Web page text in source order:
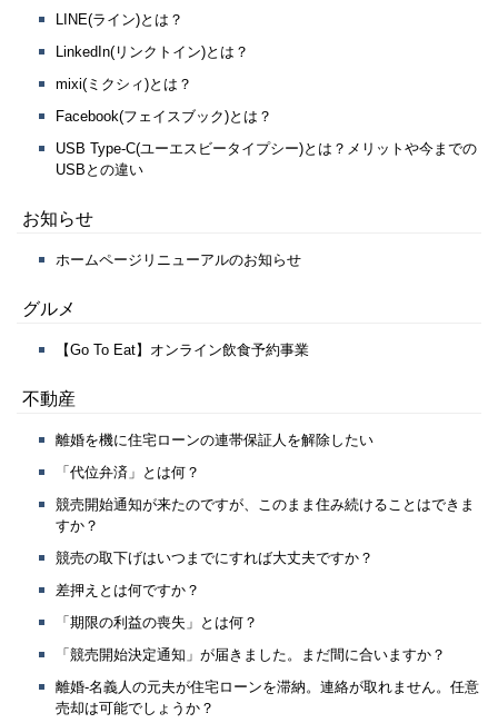
LINE(ライン)とは？
LinkedIn(リンクトイン)とは？
mixi(ミクシィ)とは？
Facebook(フェイスブック)とは？
USB Type-C(ユーエスビータイプシー)とは？メリットや今までの
USBとの違い
お知らせ
ホームページリニューアルのお知らせ
グルメ
【Go To Eat】オンライン飲食予約事業
不動産
離婚を機に住宅ローンの連帯保証人を解除したい
「代位弁済」とは何？
競売開始通知が来たのですが、このまま住み続けることはできま
すか？
競売の取下げはいつまでにすれば大丈夫ですか？
差押えとは何ですか？
「期限の利益の喪失」とは何？
「競売開始決定通知」が届きました。まだ間に合いますか？
離婚-名義人の元夫が住宅ローンを滞納。連絡が取れません。任意
売却は可能でしょうか？